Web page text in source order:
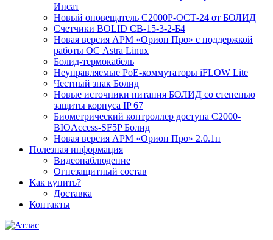
Инсат
Новый оповещатель С2000Р-ОСТ-24 от БОЛИД
Счетчики BOLID СВ-15-3-2-Б4
Новая версия АРМ «Орион Про» с поддержкой
работы ОС Astra Linux
Болид-термокабель
Неуправляемые PoE-коммутаторы iFLOW Lite
Честный знак Болид
Новые источники питания БОЛИД со степенью
защиты корпуса IP 67
Биометрический контроллер доступа С2000-
BIOAccess-SF5P Болид
Новая версия АРМ «Орион Про» 2.0.1п
Полезная информация
Видеонаблюдение
Огнезащитный состав
Как купить?
Доставка
Контакты